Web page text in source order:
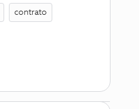
contrato